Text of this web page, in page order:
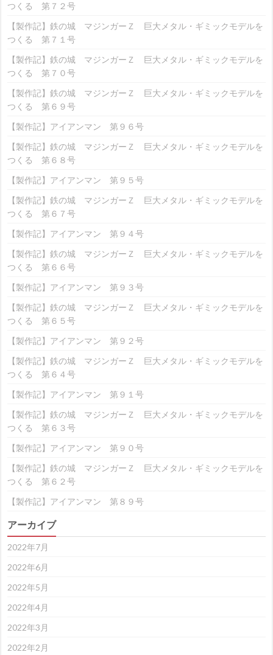
つくる 第７２号
【製作記】鉄の城 マジンガーＺ 巨大メタル・ギミックモデルを
つくる 第７１号
【製作記】鉄の城 マジンガーＺ 巨大メタル・ギミックモデルを
つくる 第７０号
【製作記】鉄の城 マジンガーＺ 巨大メタル・ギミックモデルを
つくる 第６９号
【製作記】アイアンマン 第９６号
【製作記】鉄の城 マジンガーＺ 巨大メタル・ギミックモデルを
つくる 第６８号
【製作記】アイアンマン 第９５号
【製作記】鉄の城 マジンガーＺ 巨大メタル・ギミックモデルを
つくる 第６７号
【製作記】アイアンマン 第９４号
【製作記】鉄の城 マジンガーＺ 巨大メタル・ギミックモデルを
つくる 第６６号
【製作記】アイアンマン 第９３号
【製作記】鉄の城 マジンガーＺ 巨大メタル・ギミックモデルを
つくる 第６５号
【製作記】アイアンマン 第９２号
【製作記】鉄の城 マジンガーＺ 巨大メタル・ギミックモデルを
つくる 第６４号
【製作記】アイアンマン 第９１号
【製作記】鉄の城 マジンガーＺ 巨大メタル・ギミックモデルを
つくる 第６３号
【製作記】アイアンマン 第９０号
【製作記】鉄の城 マジンガーＺ 巨大メタル・ギミックモデルを
つくる 第６２号
【製作記】アイアンマン 第８９号
アーカイブ
2022年7月
2022年6月
2022年5月
2022年4月
2022年3月
2022年2月